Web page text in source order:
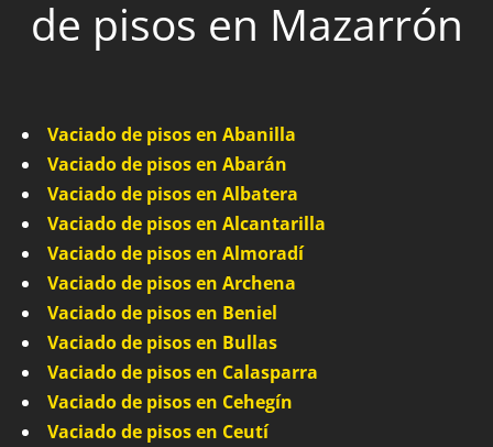
de pisos en Mazarrón
Vaciado de pisos en Abanilla
Vaciado de pisos en Abarán
Vaciado de pisos en Albatera
Vaciado de pisos en Alcantarilla
Vaciado de pisos en Almoradí
Vaciado de pisos en Archena
Vaciado de pisos en Beniel
Vaciado de pisos en Bullas
Vaciado de pisos en Calasparra
Vaciado de pisos en Cehegín
Vaciado de pisos en Ceutí